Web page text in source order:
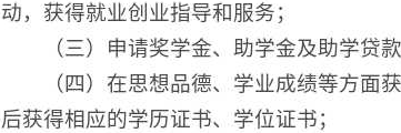
动，获得就业创业指导和服务；
（三）申请奖学金、助学金及助学贷款
（四）在思想品德、学业成绩等方面获
后获得相应的学历证书、学位证书；